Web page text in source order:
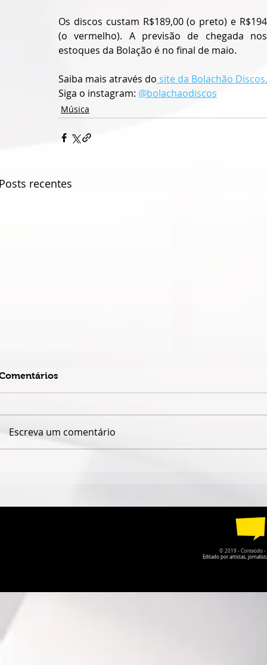
Os discos custam R$189,00 (o preto) e R$194
(o vermelho). A previsão de chegada nos
estoques da Bolação é no final de maio.
Saiba mais através do site da Bolachão Discos.
Siga o instagram: @bolachaodiscos
Música
recentes
CENTRO
Escreva um comentário
© 2019 - Conteúdo -
Editado por artistas,